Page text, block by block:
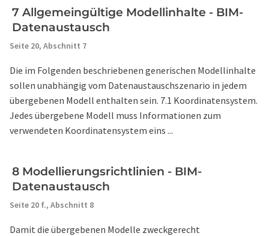
7 Allgemeingültige Modellinhalte - BIM-
Datenaustausch
Seite 20, Abschnitt 7
Die im Folgenden beschriebenen generischen Modellinhalte
sollen unabhängig vom Datenaustauschszenario in jedem
übergebenen Modell enthalten sein. 7.1 Koordinatensystem.
Jedes übergebene Modell muss Informationen zum
verwendeten Koordinatensystem eins ...
8 Modellierungsrichtlinien - BIM-
Datenaustausch
Seite 20 f., Abschnitt 8
Damit die übergebenen Modelle zweckgerecht